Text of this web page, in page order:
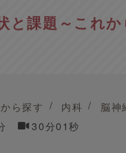
と課題～これか
ら探す 内科
脳神
30分01秒